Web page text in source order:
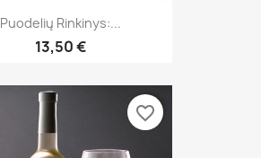
Puodelių Rinkinys:...
13,50 €
favorite_border